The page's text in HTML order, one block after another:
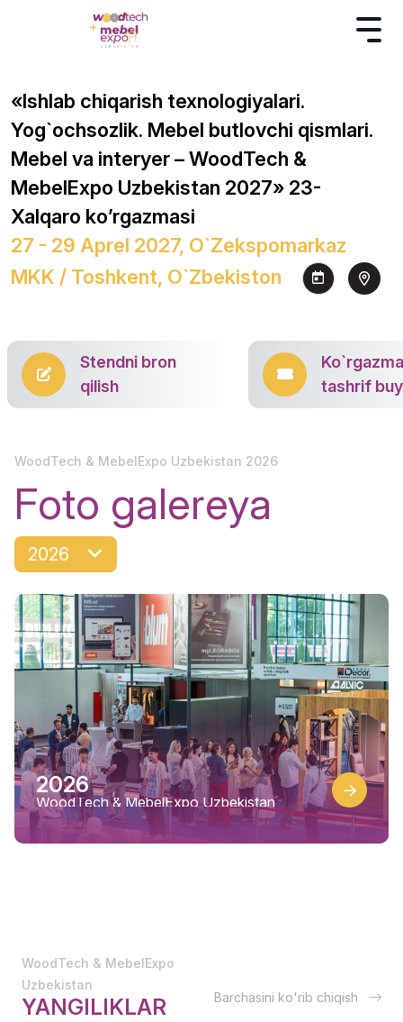
«Ishlab chiqarish texnologiyalari.
Yog`ochsozlik. Mebel butlovchi qismlari.
Mebel va interyer – WoodTech &
MebelExpo Uzbekistan 2027» 23-
Xalqaro ko’rgazmasi
27 - 29 Aprel 2027, O`zekspomarkaz
MKK / Toshkent, O`zbekiston
Stendni bron
qilish
tashrif
WoodTech & MebelExpo Uzbekistan 2026
Foto galereya
2026
2026
WoodTech & MebelExpo Uzbekistan
WoodTech & MebelExpo
Uzbekistan
YANGILIKLAR Barchasini ko'rib chiqish